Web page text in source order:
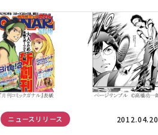
ニュースリリース 2012.04.20